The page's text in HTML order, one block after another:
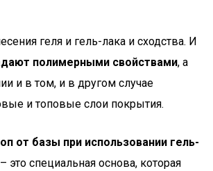
геля и гель-лака и сходства. И
полимерными свойствами, а
и в том, и в другом случае
и топовые слои покрытия.
от базы при использовании гель-
это специальная основа, которая